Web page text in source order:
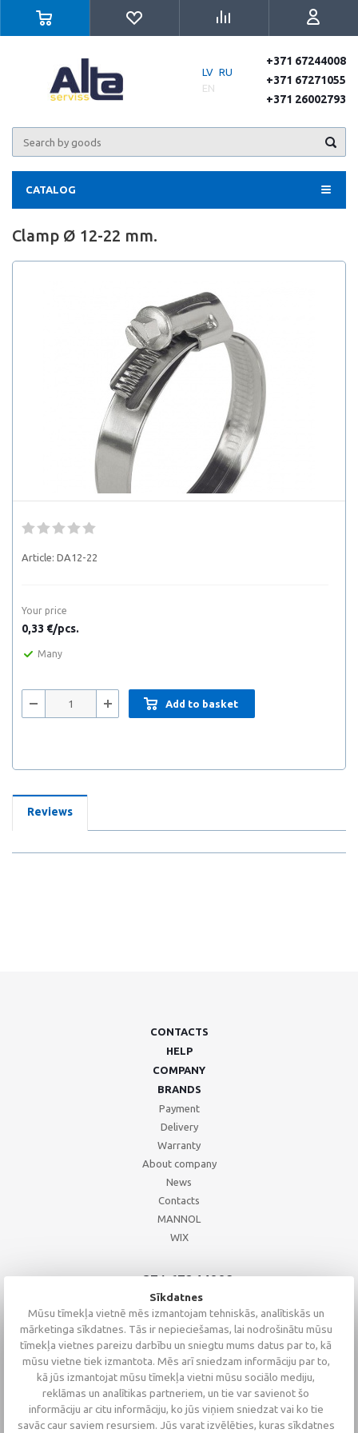
LV RU
EN
+371 67244008
+371 67271055
+371 26002793
CATALOG
Clamp Ø 12-22 mm.
Article: DA12-22
Your price
0,33 €/pcs.
Many
Add to basket
Reviews
CONTACTS
HELP
COMPANY
BRANDS
Payment
Delivery
Warranty
About company
News
Contacts
MANNOL
WIX
+371 67244008
+371 67271055
+371 26002793
Sīkdatnes
Mūsu tīmekļa vietnē mēs izmantojam tehniskās, analītiskās un
mārketinga sīkdatnes. Tās ir nepieciešamas, lai nodrošinātu mūsu
tīmekļa vietnes pareizu darbību un sniegtu mums datus par to, kā
mūsu vietne tiek izmantota. Mēs arī sniedzam informāciju par to,
kā jūs izmantojat mūsu tīmekļa vietni mūsu sociālo mediju,
reklāmas un analītikas partneriem, un tie var savienot šo
informāciju ar citu informāciju, ko jūs viņiem sniedzat vai ko tie
savāc caur saviem resursiem. Jūs varat izvēlēties, kuras sīkdatnes